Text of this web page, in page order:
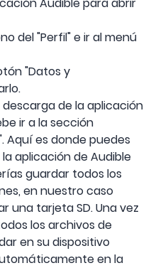
del "Perfil" e ir al menú
"Datos y
de la aplicación
ir a la sección
Aquí es donde puedes
aplicación de Audible
guardar todos los
en nuestro caso
una tarjeta SD. Una vez
los archivos de
en su dispositivo
en la